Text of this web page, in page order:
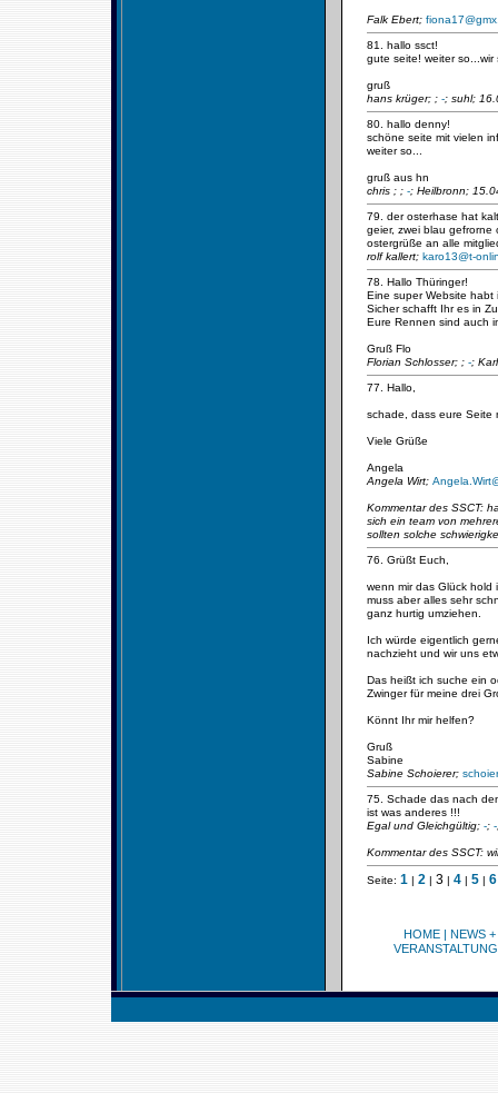
Falk Ebert;
81. hallo ssct!
gute seite! weiter
gruß
hans krüger; ; -; suhl;
80. hallo denny!
schöne seite mit vielen
weiter so...
gruß aus hn
chris ; ; -; Heilbronn;
79. der osterhase hat
geier, zwei blau gefrorne
ostergrüße an alle
rolf kallert; karo13@t-
78. Hallo Thüringer!
Eine super Website habt
Sicher schafft Ihr es in
Eure Rennen sind auch
Gruß Flo
Florian Schlosser; ; -;
77. Hallo,
schade, dass eure Seite
Viele Grüße
Angela
Angela Wirt;
Kommentar des SSCT:
sich ein team von
sollten solche
76. Grüßt Euch,
wenn mir das Glück hold
muss aber alles sehr
ganz hurtig umziehen.
Ich würde eigentlich
nachzieht und wir uns
Das heißt ich suche ein
Zwinger für meine drei
Könnt Ihr mir helfen?
Gruß
Sabine
Sabine Schoierer;
75. Schade das nach
ist was anderes !!!
Egal und Gleichgültig; -; -
Kommentar des SSCT:
Seite: 1 | 2 | 3 | 4 | 5 | 6
HOME| NEWS